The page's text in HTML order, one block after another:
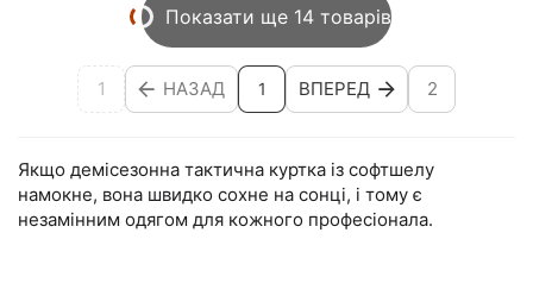
Показати ще 14 товарів
1 НАЗАД 1 ВПЕРЕД 2
Якщо демісезонна тактична куртка із софтшелу
намокне, вона швидко сохне на сонці, і тому є
незамінним одягом для кожного професіонала.